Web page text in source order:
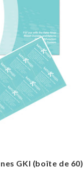
GKI (boîte de 60)